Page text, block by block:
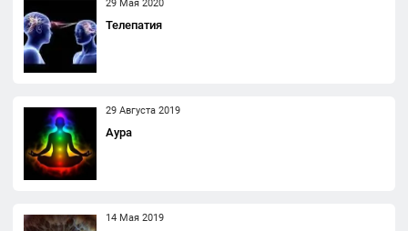
29 Мая 2020
Телепатия
29 Августа 2019
Аура
14 Мая 2019